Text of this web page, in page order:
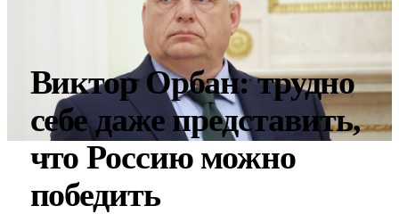
Виктор Орбан: трудно
себе даже представить,
что Россию можно
победить